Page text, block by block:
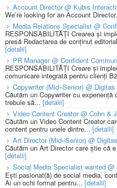
Account Director @ Kubis
We’re looking for an Account
Media Relations Specialist @
RESPONSABILITĂȚI Crearea și
presă Redactarea de conținut
[detalii]
PR Manager @ Confident
RESPONSABILITĂȚI Creare și
comunicare integrată pentru clienți
Copywriter (Mid–Senior) @ Digitas
Căutăm un Copywriter cu
trebuie să... [detalii]
Video Content Creator @ Cohn &
Căutăm un Video Content Creator
content pentru unele dintre... [detalii]
Art Director (Mid–Senior) @
Căutăm un Art Director care știe că
[detalii]
Social Media Specialist wanted @
Ești pasionat(ă) de social media,
Ai un ochi format pentru... [detalii]